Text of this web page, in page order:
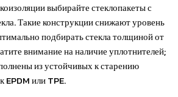
выбирайте стеклопакеты с
Такие конструкции снижают уровень
подбирать стекла толщиной от
внимание на наличие уплотнителей;
из устойчивых к старению
EPDM или TPE.